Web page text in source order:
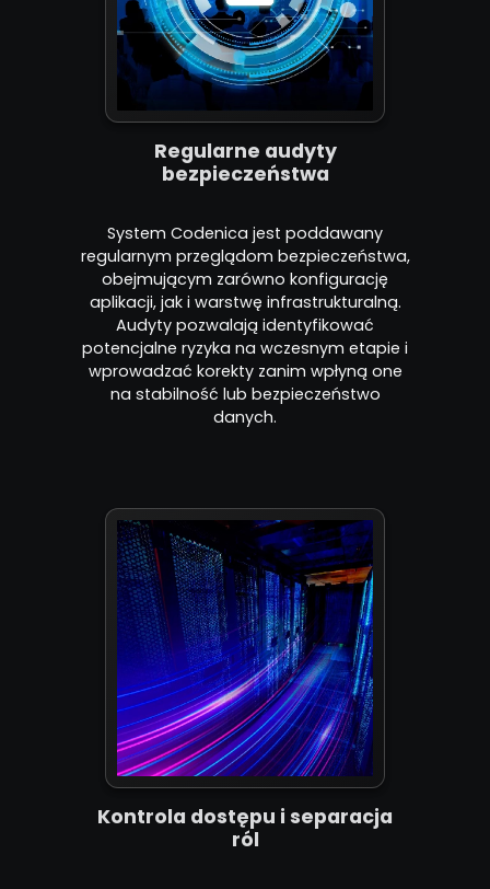
Regularne audyty
bezpieczeństwa
System Codenica jest poddawany
regularnym przeglądom bezpieczeństwa,
obejmującym zarówno konfigurację
aplikacji, jak i warstwę infrastrukturalną.
Audyty pozwalają identyfikować
potencjalne ryzyka na wczesnym etapie i
wprowadzać korekty zanim wpłyną one
na stabilność lub bezpieczeństwo
danych.
Kontrola dostępu i separacja
ról